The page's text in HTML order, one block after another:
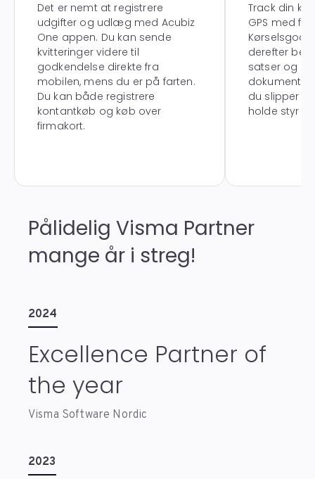
Det er nemt at registrere
udgifter og udlæg med Acubiz
One appen. Du kan sende
kvitteringer videre til
godkendelse direkte fra
mobilen, mens du er på farten.
Du kan både registrere
kontantkøb og køb over
firmakort.
Track din
GPS med
derefter
satser og
du slipper
holde styr
Pålidelig Visma Partner
mange år i streg!
2024
Excellence Partner of
the year
Visma Software Nordic
2023